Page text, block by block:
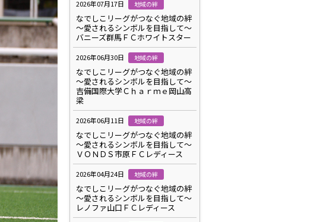
2026年07月17日 地域の絆
なでしこリーグがつなぐ地域の絆
～愛されるシンボルを目指して～
バニーズ群馬ＦＣホワイトスター
2026年06月30日 地域の絆
なでしこリーグがつなぐ地域の絆
～愛されるシンボルを目指して～
吉備国際大学Ｃｈａｒｍｅ岡山高
梁
2026年06月11日 地域の絆
なでしこリーグがつなぐ地域の絆
～愛されるシンボルを目指して～
ＶＯＮＤＳ市原ＦＣレディース
2026年04月24日 地域の絆
なでしこリーグがつなぐ地域の絆
～愛されるシンボルを目指して～
レノファ山口ＦＣレディース